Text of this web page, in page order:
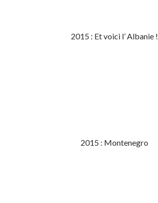
2015 : Et voici l’ Albanie !
2015 : Montenegro